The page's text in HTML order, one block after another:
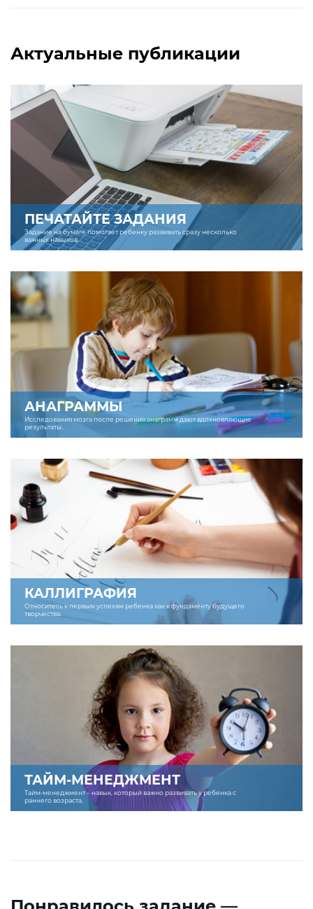
Актуальные публикации
ПЕЧАТАЙТЕ ЗАДАНИЯ
Задание на бумаге помогает ребенку развивать сразу несколько
важных навыков.
АНАГРАММЫ
Исследования мозга после решения анаграмм дают вдохновляющие
результаты.
КАЛЛИГРАФИЯ
Относитесь к первым успехам ребенка как к фундаменту будущего
творчества.
ТАЙМ-МЕНЕДЖМЕНТ
Тайм-менеджмент – навык, который важно развивать у ребенка с
раннего возраста.